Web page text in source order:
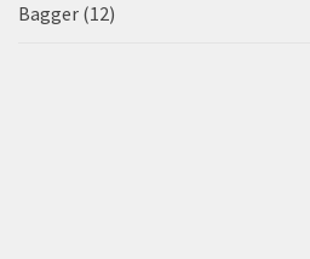
Bagger (12)